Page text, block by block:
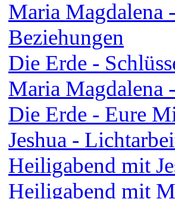
Maria Magdalena
Beziehungen
Die Erde -
Maria Magdalena
Die Erde - Eure
Jeshua -
Heiligabend mit
Heiligabend mit